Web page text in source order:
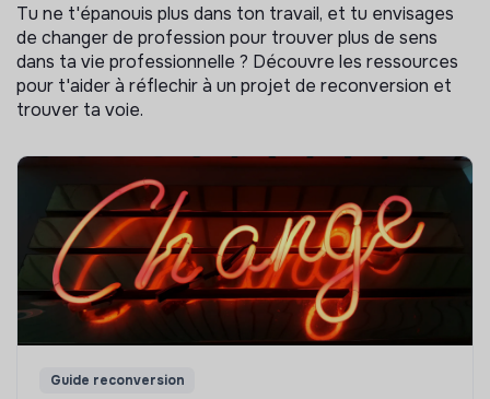
Tu ne t'épanouis plus dans ton travail, et tu envisages
de changer de profession pour trouver plus de sens
dans ta vie professionnelle ? Découvre les ressources
pour t'aider à réflechir à un projet de reconversion et
trouver ta voie.
Guide reconversion